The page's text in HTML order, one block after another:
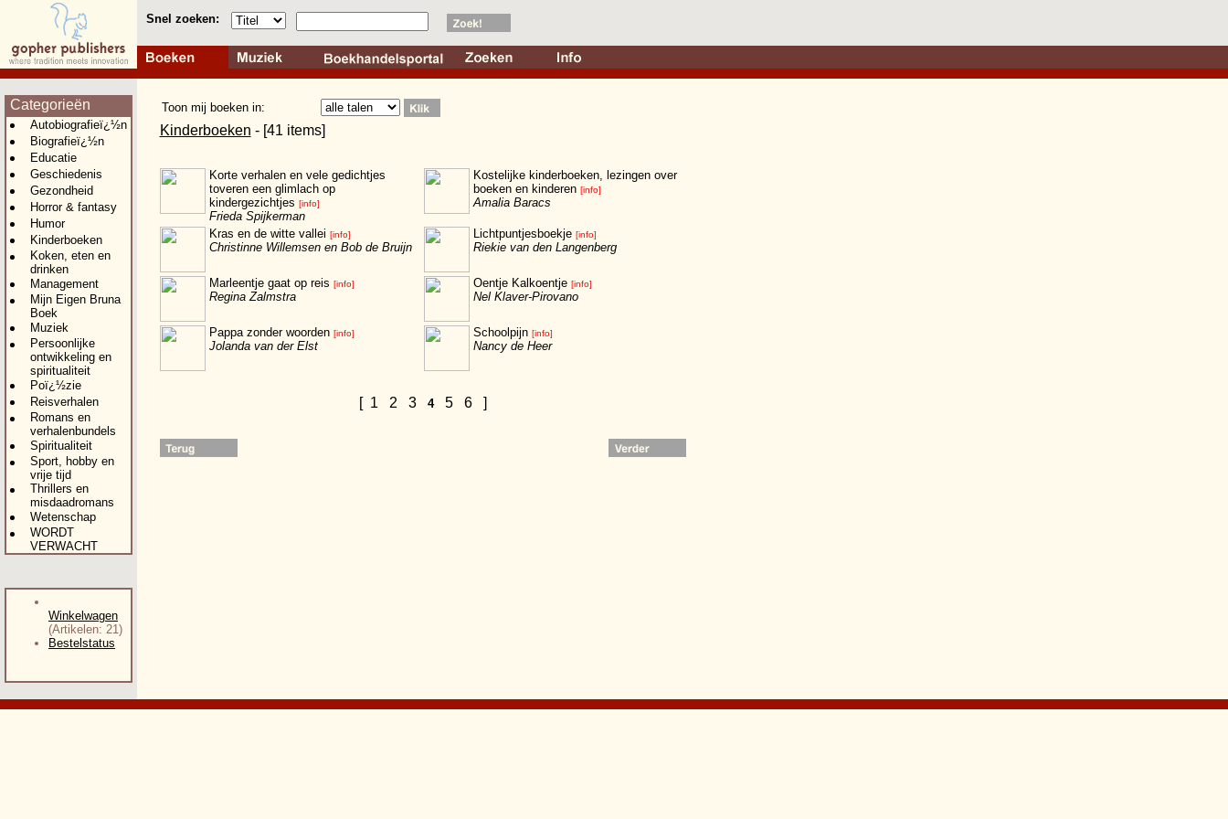
Snel zoeken:
Categorieën
Autobiografieï¿½n
Biografieï¿½n
Educatie
Geschiedenis
Gezondheid
Horror & fantasy
Humor
Kinderboeken
Koken, eten en
drinken
Management
Mijn Eigen Bruna
Boek
Muziek
Persoonlijke
ontwikkeling en
spiritualiteit
Poï¿½zie
Reisverhalen
Romans en
verhalenbundels
Spiritualiteit
Sport, hobby en
vrije tijd
Thrillers en
misdaadromans
Wetenschap
WORDT
VERWACHT
Winkelwagen
(Artikelen: 21)
Bestelstatus
Toon mij boeken in:
Kinderboeken - [41 items]
Korte verhalen en vele gedichtjes
toveren een glimlach op
kindergezichtjes [info]
Frieda Spijkerman
Kostelijke kinderboeken, lezingen over
boeken en kinderen [info]
Amalia Baracs
Kras en de witte vallei [info]
Christinne Willemsen en Bob de Bruijn
Lichtpuntjesboekje [info]
Riekie van den Langenberg
Marleentje gaat op reis [info]
Regina Zalmstra
Oentje Kalkoentje [info]
Nel Klaver-Pirovano
Pappa zonder woorden [info]
Jolanda van der Elst
Schoolpijn [info]
Nancy de Heer
[ 1 2 3 4 5 6 ]